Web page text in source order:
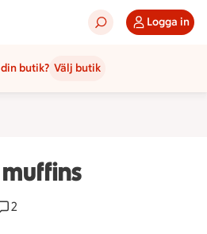
Logga in
butik? Välj butik
har 2 kommentarer
2